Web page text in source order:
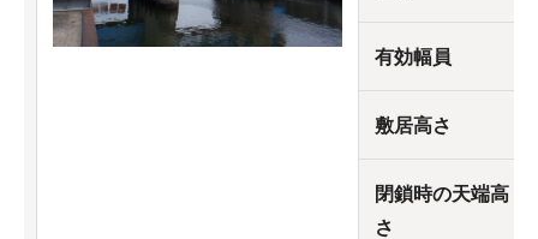
有効幅員
敷居高さ
閉鎖時の天端高
さ